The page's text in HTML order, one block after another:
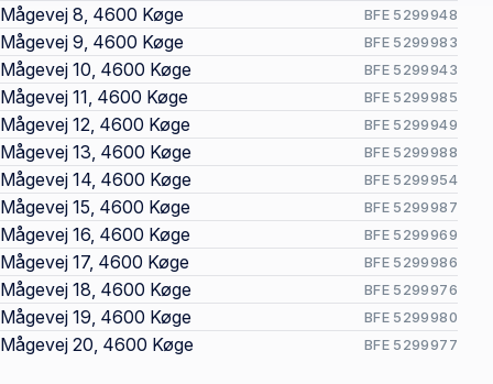
Mågevej 8, 4600 Køge BFE 5299948
Mågevej 9, 4600 Køge BFE 5299983
Mågevej 10, 4600 Køge BFE 5299943
Mågevej 11, 4600 Køge BFE 5299985
Mågevej 12, 4600 Køge BFE 5299949
Mågevej 13, 4600 Køge BFE 5299988
Mågevej 14, 4600 Køge BFE 5299954
Mågevej 15, 4600 Køge BFE 5299987
Mågevej 16, 4600 Køge BFE 5299969
Mågevej 17, 4600 Køge BFE 5299986
Mågevej 18, 4600 Køge BFE 5299976
Mågevej 19, 4600 Køge BFE 5299980
Mågevej 20, 4600 Køge BFE 5299977